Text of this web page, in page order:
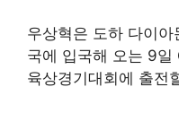
우상혁은 도하 다이
국에 입국해 오는 9일
육상경기대회에 출전